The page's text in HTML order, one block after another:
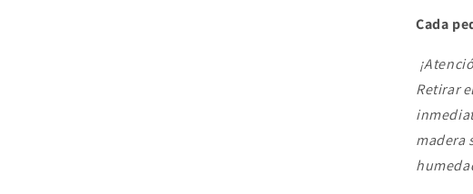
Cada
Retirar
madera